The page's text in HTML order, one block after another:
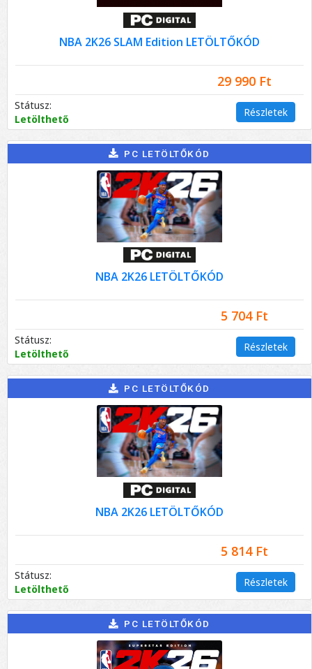
NBA 2K26 SLAM Edition LETÖLTŐKÓD
29 990 Ft
Státusz:
Letölthető
Részletek
PC LETÖLTŐKÓD
NBA 2K26 LETÖLTŐKÓD
5 704 Ft
Státusz:
Letölthető
Részletek
PC LETÖLTŐKÓD
NBA 2K26 LETÖLTŐKÓD
5 814 Ft
Státusz:
Letölthető
Részletek
PC LETÖLTŐKÓD